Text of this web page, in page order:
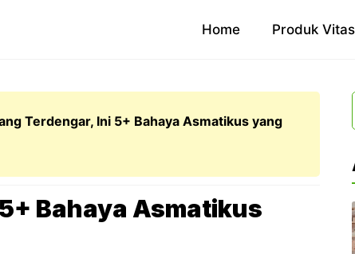
Home Produk
Terdengar, Ini 5+ Bahaya Asmatikus yang
Bahaya Asmatikus